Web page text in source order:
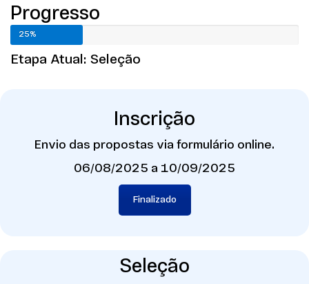
Progresso
25%
Etapa Atual: Seleção
Inscrição
Envio das propostas via formulário online.
06/08/2025 a 10/09/2025
Finalizado
Seleção